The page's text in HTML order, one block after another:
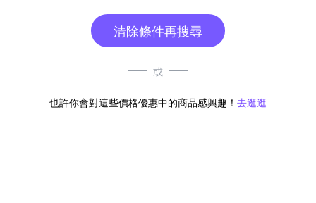
清除條件再搜尋
或
也許你會對這些價格優惠中的商品感興趣！ 去逛逛